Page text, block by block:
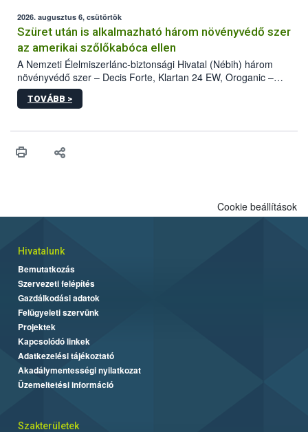
az intenzív felderítést, emellett az intézkedéseket a szlovák
hatósággal is összehangolják a terjedés megállítása érdekében.
2026. augusztus 6, csütörtök
Szüret után is alkalmazható három növényvédő szer
az amerikai szőlőkabóca ellen
A Nemzeti Élelmiszerlánc-biztonsági Hivatal (Nébih) három
növényvédő szer – Decis Forte, Klartan 24 EW, Oroganic –
engedélyokiratát módosította, így azok a szüretet követően,
egészen a vesszőérettség (BBCH 91) stádiumáig
érésű szőlőkben is legyen lehetőség a károsító elleni további
felhasználók számára is elérhető és ökológiai termesztésben is
TOVÁBB >
Cookie beállítások
Hivatalunk
Bemutatkozás
Szervezeti felépítés
Gazdálkodási adatok
Felügyeleti szervünk
Projektek
Kapcsolódó linkek
Adatkezelési tájékoztató
Akadálymentességi nyilatkozat
Üzemeltetési információ
Szakterületek